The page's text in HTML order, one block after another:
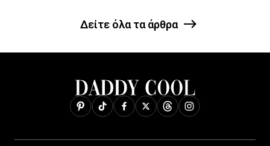
Δείτε όλα τα άρθρα